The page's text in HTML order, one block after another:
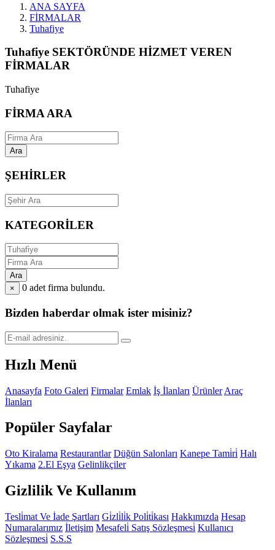
ANA SAYFA
FİRMALAR
Tuhafiye
Tuhafiye SEKTÖRÜNDE HİZMET VEREN
FİRMALAR
Tuhafiye
FİRMA ARA
Ara
ŞEHİRLER
KATEGORİLER
Ara
×
0 adet firma bulundu.
Bizden haberdar olmak ister misiniz?
Hızlı Menü
Anasayfa Foto Galeri Firmalar Emlak İş İlanları Ürünler Araç
İlanları
Popüler Sayfalar
Oto Kiralama Restaurantlar Düğün Salonları Kanepe Tami̇ri̇ Halı
Yıkama 2.El Eşya Gelinlikçiler
Gizlilik Ve Kullanım
Tesli̇mat Ve İade Şartları Gi̇zli̇li̇k Poli̇ti̇kası Hakkımızda Hesap
Numaralarımız İletişim Mesafeli̇ Satış Sözleşmesi̇ Kullanıcı
Sözleşmesi̇ S.S.S